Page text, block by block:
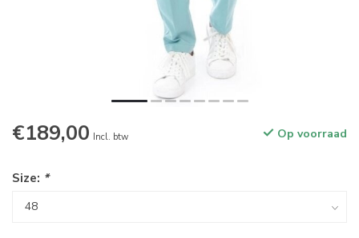
€189,00 Incl. btw Op voorraad
Size: *